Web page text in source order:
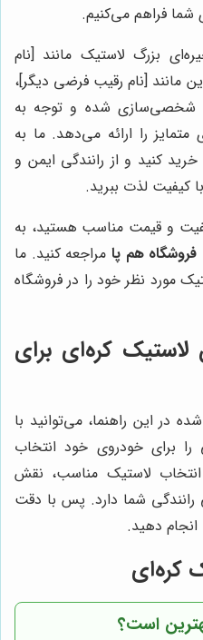
فراهم می‌کنیم.
بزرگ لاستیک مانند [نام
مانند [نام رقیب فرضی دیگر]،
شخصی‌سازی شده و توجه به
را ارائه می‌دهد. ما به
کنید و از رانندگی ایمن و
کیفیت لذت ببرید.
و قیمت مناسب هستید، به
فروشگاه هم پا مراجعه کنید. ما
مورد نظر خود را در فروشگاه
لاستیک کره‌ای برای
در این راهنما، می‌توانید با
را برای خودروی خود انتخاب
لاستیک مناسب، نقش
رانندگی شما دارد. پس با دقت
انجام دهید.
کره‌ای
است؟